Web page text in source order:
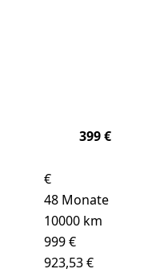
399€
€
48 Monate
10000 km
999€
923,53 €